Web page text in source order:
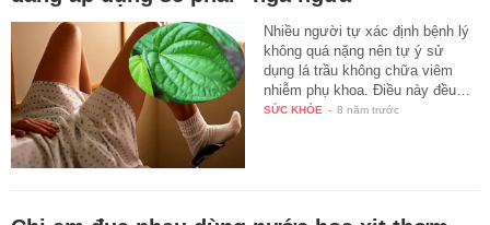
Nhiều người tự xác định bệnh lý
không quá nặng nên tự ý sử
dụng lá trầu không chữa viêm
nhiễm phụ khoa. Điều này đều…
SỨC KHỎE - 8 năm trước